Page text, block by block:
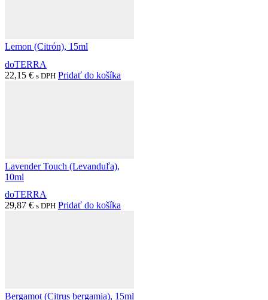
Lemon (Citrón), 15ml
doTERRA
22,15 € s DPH Pridať do košíka
Lavender Touch (Levanduľa),
10ml
doTERRA
29,87 € s DPH Pridať do košíka
Bergamot (Citrus bergamia), 15ml